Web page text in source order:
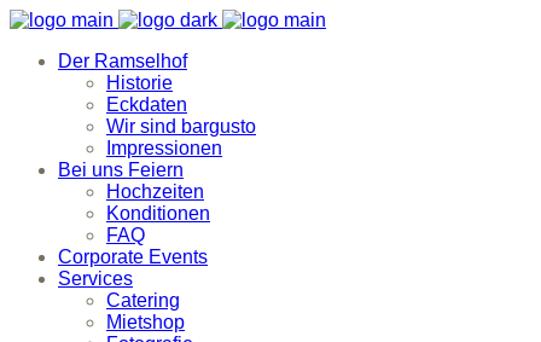
Der Ramselhof
Historie
Eckdaten
Wir sind bargusto
Impressionen
Bei uns Feiern
Hochzeiten
Konditionen
FAQ
Corporate Events
Services
Catering
Mietshop